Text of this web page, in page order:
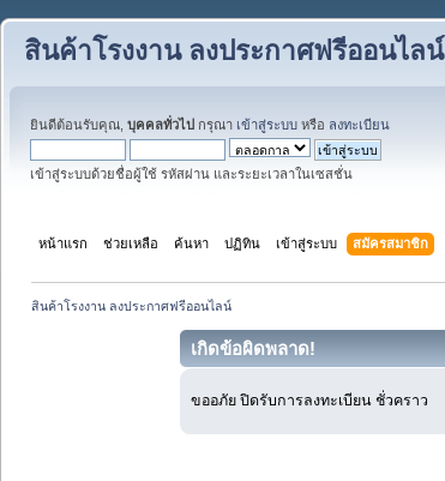
สินค้าโรงงาน ลงประกาศฟรีออนไลน์
ยินดีต้อนรับคุณ, บุคคลทั่วไป กรุณา เข้าสู่ระบบ หรือ ลงทะเบียน
เข้าสู่ระบบด้วยชื่อผู้ใช้ รหัสผ่าน และระยะเวลาในเซสชั่น
หน้าแรก ช่วยเหลือ ค้นหา ปฏิทิน เข้าสู่ระบบ สมัครสมาชิก
สินค้าโรงงาน ลงประกาศฟรีออนไลน์
เกิดข้อผิดพลาด!
ขออภัย ปิดรับการลงทะเบียน ชั่วคราว